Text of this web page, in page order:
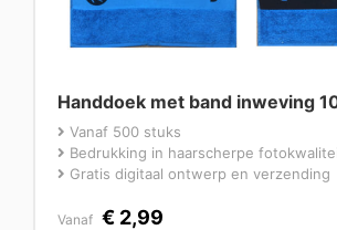
Handdoek met band inweving
Vanaf 500 stuks
Bedrukking in haarscherpe
Gratis digitaal ontwerp en verzending
Vanaf € 2,99